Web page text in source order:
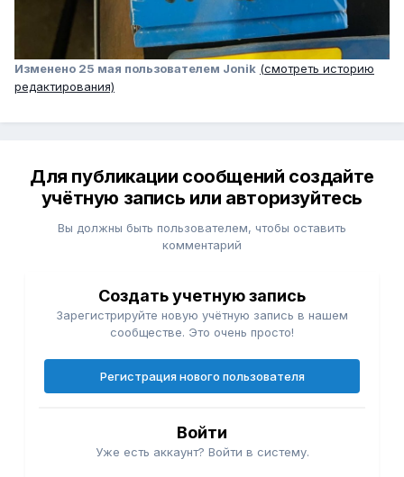
Изменено 25 мая пользователем Jonik (смотреть историю
редактирования)
Для публикации сообщений создайте
учётную запись или авторизуйтесь
Вы должны быть пользователем, чтобы оставить
комментарий
Создать учетную запись
Зарегистрируйте новую учётную запись в нашем
сообществе. Это очень просто!
Регистрация нового пользователя
Войти
Уже есть аккаунт? Войти в систему.